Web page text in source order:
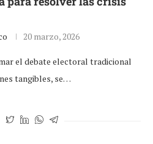
20 marzo, 2026
el debate electoral tradicional
tangibles, se…